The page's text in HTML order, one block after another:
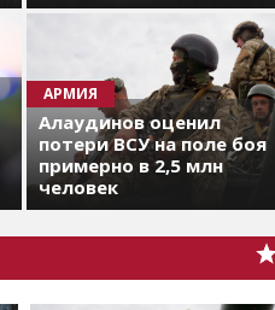
АРМИЯ
Алаудинов оценил
потери ВСУ на поле боя
примерно в 2,5 млн
человек